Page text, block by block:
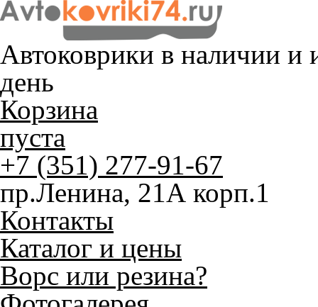
Автоковрики в наличии и
день
Корзина
пуста
+7 (351) 277-91-67
пр.Ленина, 21А корп.1
Контакты
Каталог и цены
Ворс или резина?